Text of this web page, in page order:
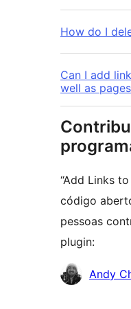
How do I
Can I add
well as
“Add Links
código
pessoas
plugin:
Andy